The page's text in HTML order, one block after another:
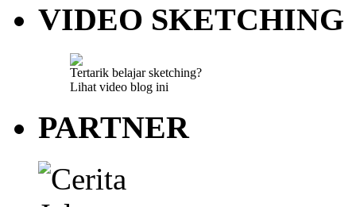
VIDEO SKETCHING
Tertarik belajar sketching?
Lihat video blog ini
PARTNER